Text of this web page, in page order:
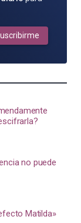
no puede
Matilda»